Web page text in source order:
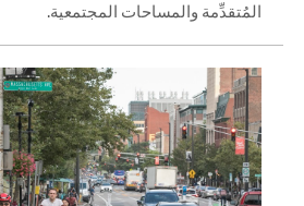
المُتقدِّمة والمساحات المجتمعية.